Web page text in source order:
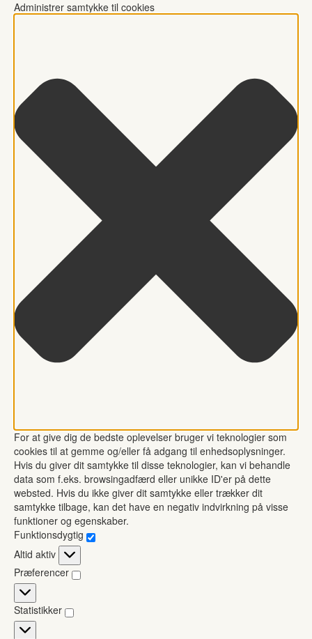
Administrer samtykke til cookies
For at give dig de bedste oplevelser bruger vi teknologier som
cookies til at gemme og/eller få adgang til enhedsoplysninger.
Hvis du giver dit samtykke til disse teknologier, kan vi behandle
data som f.eks. browsingadfærd eller unikke ID'er på dette
websted. Hvis du ikke giver dit samtykke eller trækker dit
samtykke tilbage, kan det have en negativ indvirkning på visse
funktioner og egenskaber.
Funktionsdygtig
Funktionsdygtig
Altid aktiv
Præferencer
Præferencer
Statistikker
Statistikker